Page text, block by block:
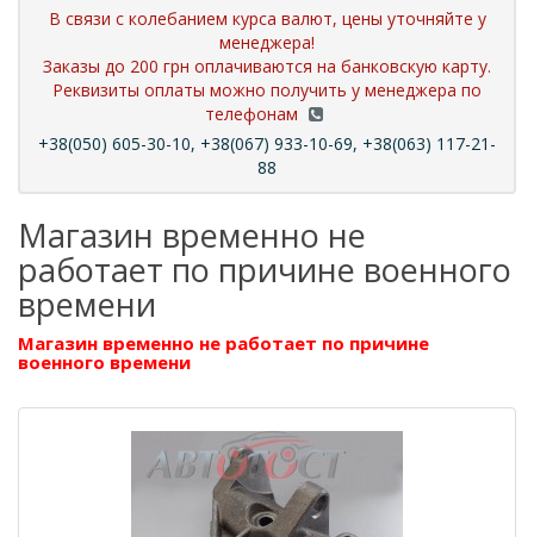
В связи с колебанием курса валют, цены уточняйте у
менеджера!
Заказы до 200 грн оплачиваются на банковскую карту.
Реквизиты оплаты можно получить у менеджера по
телефонам
+38(050) 605-30-10, +38(067) 933-10-69, +38(063) 117-21-
88
Магазин временно не
работает по причине военного
времени
Магазин временно не работает по причине
военного времени